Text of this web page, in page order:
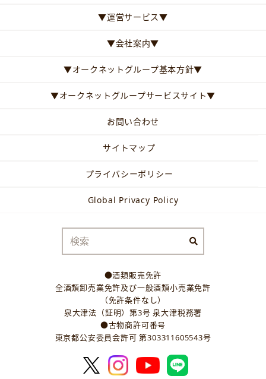
▼運営サービス▼
▼会社案内▼
▼オークネットグループ基本方針▼
▼オークネットグループサービスサイト▼
お問い合わせ
サイトマップ
プライバシーポリシー
Global Privacy Policy
●酒類販売免許
全酒類卸売業免許及び一般酒類小売業免許
（免許条件なし）
泉大津法（証明）第3号 泉大津税務署
●古物商許可番号
東京都公安委員会許可 第303311605543号